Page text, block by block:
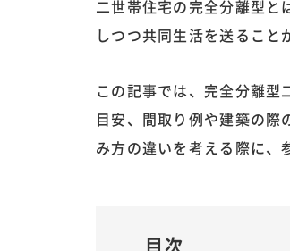
二世帯住宅の完全分離型
しつつ共同生活を送ること
この記事では、完全分離型
目安、間取り例や建築の
み方の違いを考える際に、
目次